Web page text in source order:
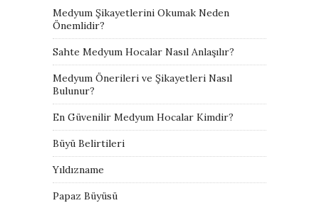
Medyum Şikayetlerini Okumak Neden
Önemlidir?
Sahte Medyum Hocalar Nasıl Anlaşılır?
Medyum Önerileri ve Şikayetleri Nasıl
Bulunur?
En Güvenilir Medyum Hocalar Kimdir?
Büyü Belirtileri
Yıldızname
Papaz Büyüsü